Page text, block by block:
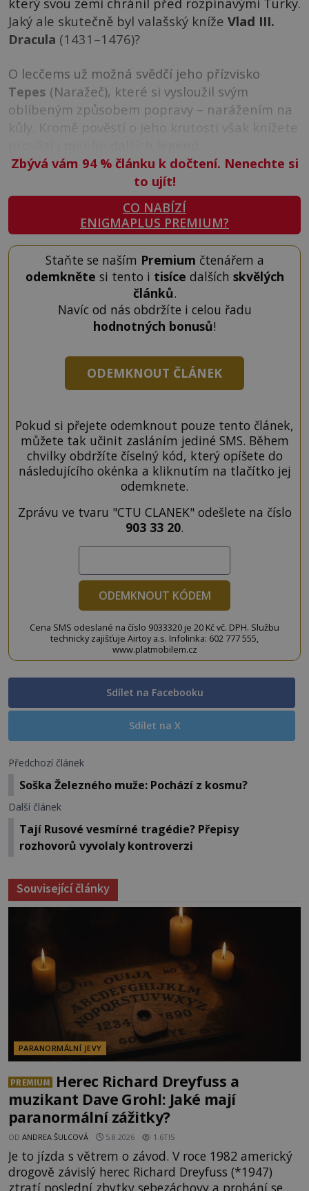
Jaký ale skutečně byl valašský kníže Vlad III.
Dracula (1431–1476)?
O lecčems už možná svědčí jeho přízvisko
Tepes (Naražeč), které si vysloužil svým
oblíbeným způsobem popravy – narážením na
kůly. Kromě pověstí o jeho krutosti však knížete
Zbývá vám 94 %článku k dočtení. Nenechte si
to ujít!
CO NABÍZÍ
ENIGMAPLUS PREMIUM?
Staňte se naším Premium čtenářem a
odemkněte si tento i tisíce dalších skvělých
článků.
Navíc od nás obdržíte i celou řadu
hodnotných bonusů!
ODEMKNOUT ČLÁNEK
Pokud si přejete odemknout pouze tento článek,
můžete tak učinit zasláním jediné SMS. Během
chvilky obdržíte číselný kód, který opíšete do
následujícího okénka a kliknutím na tlačítko jej
odemknete.
Zprávu ve tvaru "CTU CLANEK" odešlete na číslo
903 33 20.
ODEMKNOUT KÓDEM
Cena SMS odeslané na číslo 9033320 je 20 Kč vč. DPH. Službu
technicky zajišťuje Airtoy a.s. Infolinka: 602 777 555,
www.platmobilem.cz
Sdílet na Facebooku
Sdílet na X
Předchozí článek
Soška Železného muže: Pochází z kosmu?
Další článek
Tají Rusové vesmírné tragédie? Přepisy
rozhovorů vyvolaly kontroverzi
Související články
PARANORMÁLNÍ JEVY
PREMIUM
Herec Richard Dreyfuss a
muzikant Dave Grohl: Jaké mají
paranormální zážitky?
OD ANDREA ŠULCOVÁ 5.8.2026 1.6TIS
Je to jízda s větrem o závod. V roce 1982 americký
drogově závislý herec Richard Dreyfuss (*1947)